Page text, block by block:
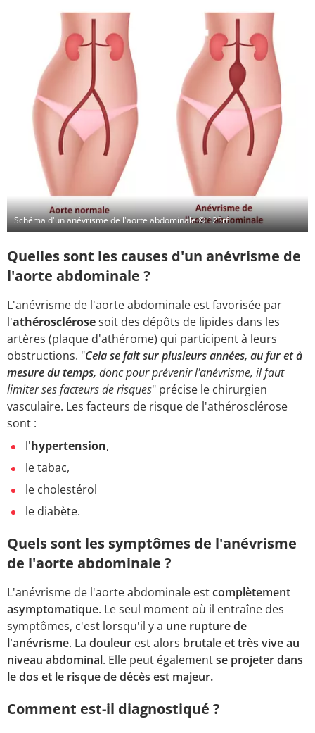
Schéma d'un anévrisme de l'aorte abdominale© 123rf
Quelles sont les causes d'un anévrisme de
l'aorte abdominale ?
L'anévrisme de l'aorte abdominale est favorisée par
l'athérosclérosesoit des dépôts de lipides dans les
artères (plaque d'athérome) qui participent à leurs
obstructions. "Cela se fait sur plusieurs années, au fur et à
mesure du temps, donc pour prévenir l'anévrisme, il faut
limiter ses facteurs de risques" précise le chirurgien
vasculaire. Les facteurs de risque de l'athérosclérose
sont :
l'hypertension,
le tabac,
le cholestérol
le diabète.
Quels sont les symptômes de l'anévrisme
de l'aorte abdominale ?
L'anévrisme de l'aorte abdominale estcomplètement
asymptomatique. Le seul moment où il entraîne des
symptômes, c'est lorsqu'il y a une rupture de
l'anévrisme. La douleur est alors brutale et très vive au
niveau abdominal. Elle peut égalementse projeter dans
le dos et le risque de décès est majeur.
Comment est-il diagnostiqué ?